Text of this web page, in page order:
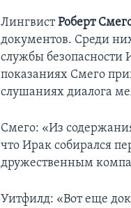
ЛингвистРоберт
документов. Среди
службы
показаниях Смего
слушаниях диалога
Смего: «Из
что Ирак собирался
дружественным
Уитфилд: «Вот еще